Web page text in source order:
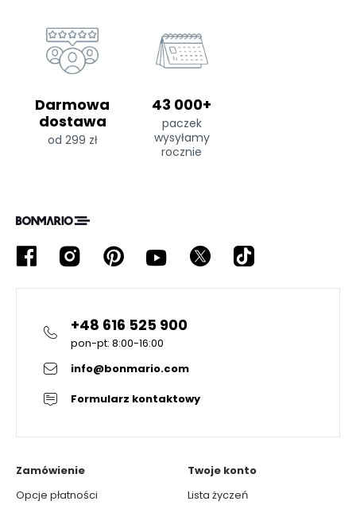
Darmowa
dostawa
od 299 zł
43 000+
paczek
wysyłamy
rocznie
+48 616 525 900
pon-pt: 8:00-16:00
info@bonmario.com
Formularz kontaktowy
Zamówienie
Opcje płatności
Twoje konto
Lista życzeń